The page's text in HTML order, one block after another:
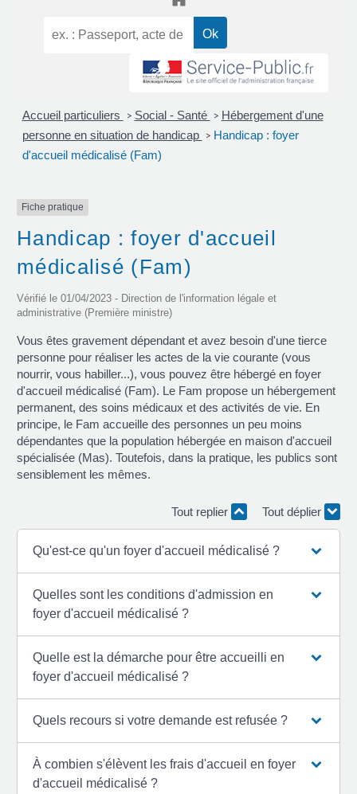
Accueil particuliers > Social - Santé > Hébergement d'une
personne en situation de handicap > Handicap : foyer
d'accueil médicalisé (Fam)
Fiche pratique
Handicap : foyer d'accueil
médicalisé (Fam)
Vérifié le 01/04/2023 - Direction de l'information légale et
administrative (Première ministre)
Vous êtes gravement dépendant et avez besoin d'une tierce
personne pour réaliser les actes de la vie courante (vous
nourrir, vous habiller...), vous pouvez être hébergé en foyer
d'accueil médicalisé (Fam). Le Fam propose un hébergement
permanent, des soins médicaux et des activités de vie. En
principe, le Fam accueille des personnes un peu moins
dépendantes que la population hébergée en maison d'accueil
spécialisée (Mas). Toutefois, dans la pratique, les publics sont
sensiblement les mêmes.
Tout replier Tout déplier
Qu'est-ce qu'un foyer d'accueil médicalisé ?
Quelles sont les conditions d'admission en
foyer d'accueil médicalisé ?
Quelle est la démarche pour être accueilli en
foyer d'accueil médicalisé ?
Quels recours si votre demande est refusée ?
À combien s'élèvent les frais d'accueil en foyer
d'accueil médicalisé ?